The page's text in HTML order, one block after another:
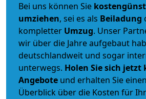
Bei uns können Sie
umziehen, sei es als Beiladung
kompletter Umzug. Unser
wir über die Jahre aufgebaut
deutschlandweit und sogar
unterwegs. Holen Sie sich jetzt
Angebote und erhalten Sie
Überblick über die Kosten für